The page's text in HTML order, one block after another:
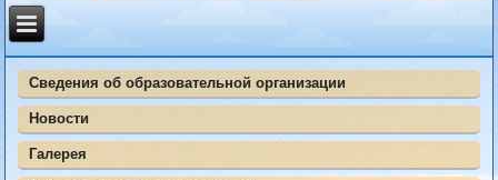
Сведения об образовательной организации
Новости
Галерея